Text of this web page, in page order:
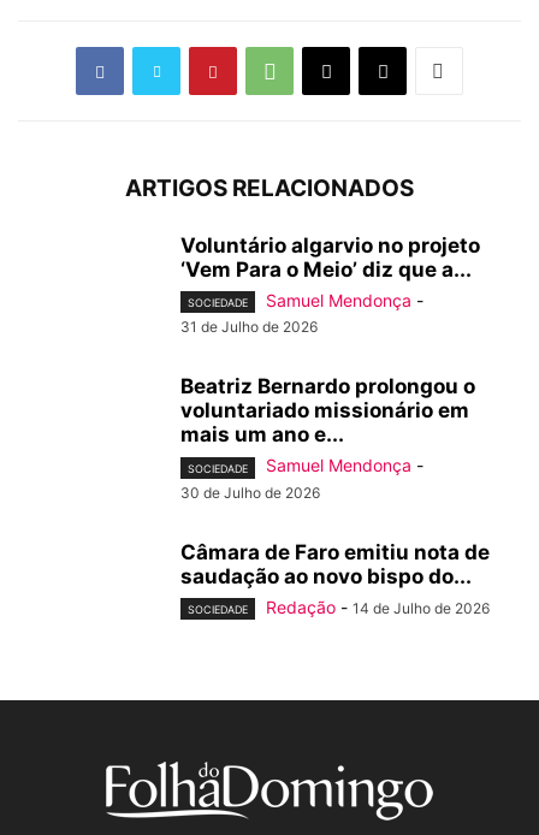
ARTIGOS RELACIONADOS
Voluntário algarvio no projeto
‘Vem Para o Meio’ diz que a...
SOCIEDADE Samuel Mendonça -
31 de Julho de 2026
Beatriz Bernardo prolongou o
voluntariado missionário em
mais um ano e...
SOCIEDADE Samuel Mendonça -
30 de Julho de 2026
Câmara de Faro emitiu nota de
saudação ao novo bispo do...
SOCIEDADE Redação - 14 de Julho de 2026